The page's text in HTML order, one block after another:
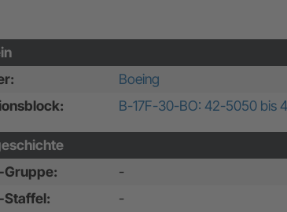
Boeing
B-17F-30-BO: 42-5050 bis
Gruppe:
-
Staffel:
-